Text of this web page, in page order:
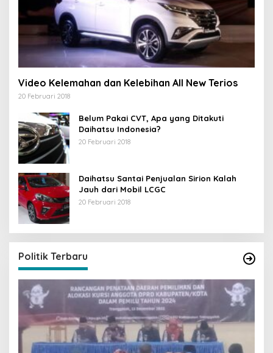
Video Kelemahan dan Kelebihan All New Terios
20 Februari 2018
Belum Pakai CVT, Apa yang Ditakuti
Daihatsu Indonesia?
20 Februari 2018
Daihatsu Santai Penjualan Sirion Kalah
Jauh dari Mobil LCGC
20 Februari 2018
Politik Terbaru